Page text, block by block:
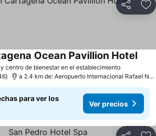
Compartir
centro de bienestar en el establecimiento
Ocean Pavillion Hotel
a 2.4 km de: Aeropuerto Internacional Rafael Núñez
para ver los
Ver precios